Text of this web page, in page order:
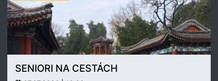
SENIORI NA CESTÁCH